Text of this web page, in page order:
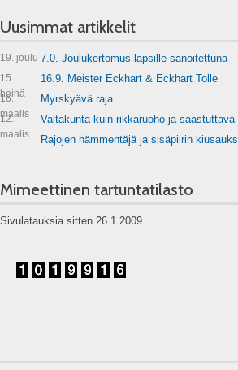
Uusimmat artikkelit
19. joulu 7.0. Joulukertomus lapsille sanoitettuna
15.
heinä
16.9. Meister Eckhart & Eckhart Tolle
16.
maalis
Myrskyävä raja
12.
maalis
Valtakunta kuin rikkaruoho ja saastuttava
Rajojen hämmentäjä ja sisäpiirin
Mimeettinen tartuntatilasto
Sivulatauksia sitten 26.1.2009